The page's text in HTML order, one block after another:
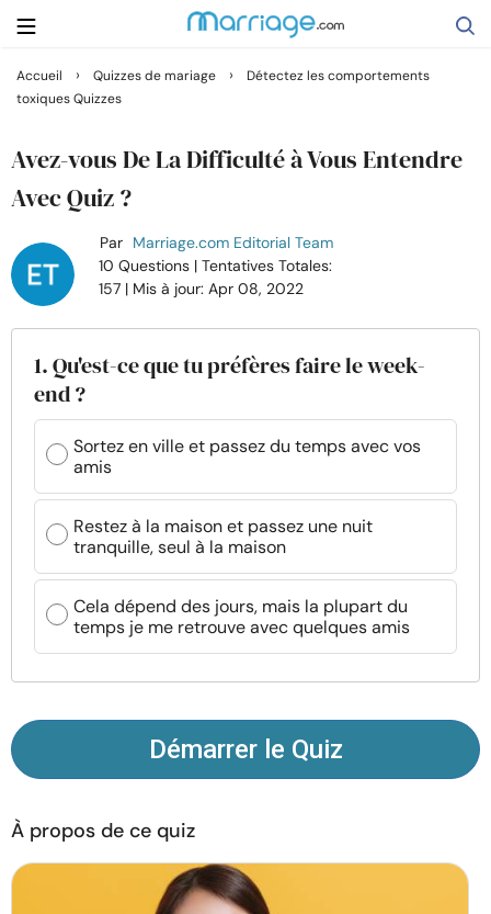
Rechercher
Se marier
Relations
Famille
Aide
Cours
Ressources
Communauté
Trouver un thérapeute
À propos de nous Contact Écrivez pour nous
Publicité avec
© Copyright 2026. Tous droits réservés.
Accueil › Quizzes de mariage ›
Détectez les comportements
toxiques Quizzes
Avez-vous De La Difficulté à Vous Entendre
Avec Quiz ?
Par Marriage.com Editorial Team
10 Questions | Tentatives Totales:
157 | Mis à jour: Apr 08, 2022
1. Qu'est-ce que tu préfères faire le week-
end ?
Sortez en ville et passez du temps avec vos
amis
Restez à la maison et passez une nuit
tranquille, seul à la maison
Cela dépend des jours, mais la plupart du
temps je me retrouve avec quelques amis
Démarrer le Quiz
À propos de ce quiz